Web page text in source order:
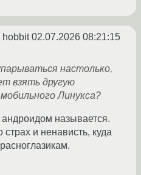
hobbit02.07.2026 08:21:15
настолько,
взять другую
Линукса?
андроидом называется.
страх и ненависть, куда